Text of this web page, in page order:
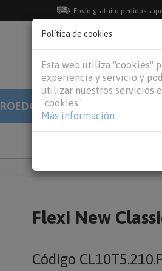
Envío gratuito pedidos
ROEDORES REPTILES
Flexi New
Código
Política de cookies
Esta web utiliza "cookies"
experiencia y servicio y
utilizar nuestros servicios
"cookies"
Más información